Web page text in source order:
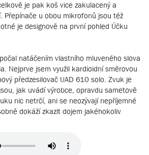
je pak koš vice zakulacený a
Přepínače u obou mikrofonů jsou též
je designově na první pohled Účku
natáčením vlastního mluveného slova
Nejprve jsem využil kardioidní směrovou
předzesilovač UAD 610 solo. Zvuk je
jak uvádí výrobce, opravdu sametově
nic netrčí, ani se neozývají nepříjemné
dokáží zkazit dojem jakéhokoliv